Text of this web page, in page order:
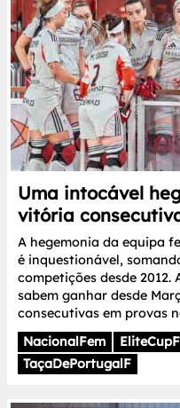
Uma intocável
vitória
A hegemonia da equipa
é inquestionável,
competições desde
sabem ganhar desde
consecutivas em provas
NacionalFem
EliteCupF
TaçaDePortugalF